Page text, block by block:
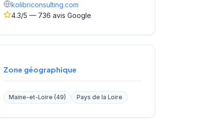
kolibriconsulting.com
4.3/5 — 736 avis Google
Zone géographique
Maine-et-Loire (49) Pays de la Loire